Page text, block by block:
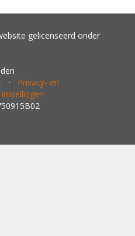
gelicenseerd onder
· Privacy- en